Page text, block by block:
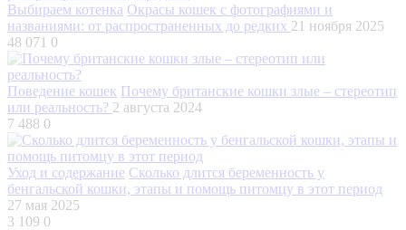
Выбираем котенка Окрасы кошек с фотографиями и
названиями: от распространенных до редких 21 ноября 2025
48 071 0
Поведение кошек Почему британские кошки злые – стереотип
или реальность? 2 августа 2024
7 488 0
Уход и содержание Сколько длится беременность у
бенгальской кошки, этапы и помощь питомцу в этот период
27 мая 2025
3 109 0